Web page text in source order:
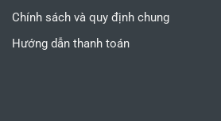
Chính sách và quy định chung
Hướng dẫn thanh toán